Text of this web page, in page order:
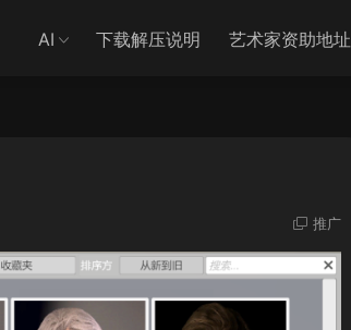
AI 下载解压说明 艺术家资助地址
推广